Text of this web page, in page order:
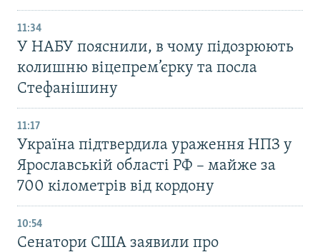
11:34
У НАБУ пояснили, в чому підозрюють
колишню віцепрем’єрку та посла
Стефанішину
11:17
Україна підтвердила ураження НПЗ у
Ярославській області РФ – майже за
700 кілометрів від кордону
10:54
Сенатори США заявили про